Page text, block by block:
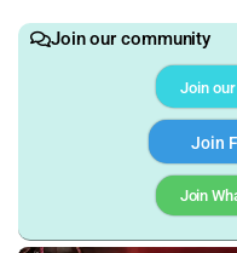
Join our community
Join
Join
Join